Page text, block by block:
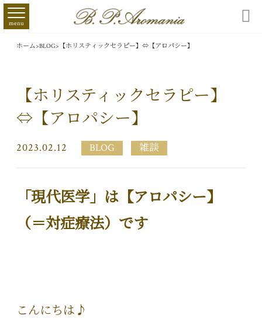
menu 
ホーム>BLOG> 【ホリスティックセラピー】⇔【アロパシー】
【ホリスティックセラピー】
⇔【アロパシー】
2023.02.12 BLOG 雑談
「現代医学」は【アロパシー】
（＝対症療法）です
こんにちは♪